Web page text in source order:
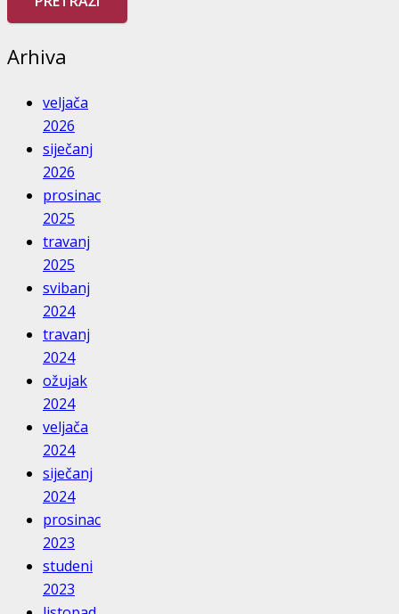
Arhiva
veljača
2026
siječanj
2026
prosinac
2025
travanj
2025
svibanj
2024
travanj
2024
ožujak
2024
veljača
2024
siječanj
2024
prosinac
2023
studeni
2023